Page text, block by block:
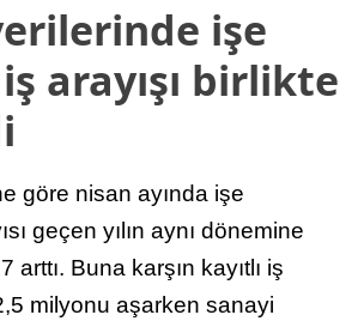
işe
arayışı birlikte
göre nisan ayında işe
geçen yılın aynı dönemine
arttı. Buna karşın kayıtlı iş
milyonu aşarken sanayi